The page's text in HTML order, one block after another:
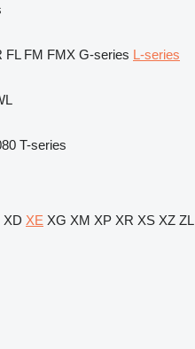
FL FM FMX G-series L-series
T-series
XD XE XG XM XP XR XS XZ ZL